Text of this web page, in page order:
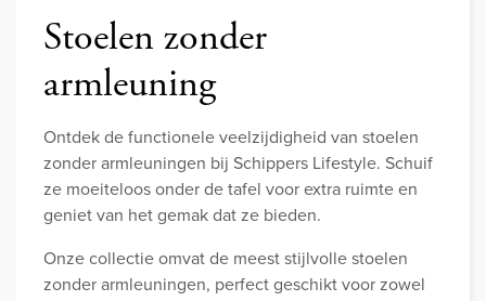
Stoelen zonder
armleuning
Ontdek de functionele veelzijdigheid van stoelen
zonder armleuningen bij Schippers Lifestyle. Schuif
ze moeiteloos onder de tafel voor extra ruimte en
geniet van het gemak dat ze bieden.
Onze collectie omvat de meest stijlvolle stoelen
zonder armleuningen, perfect geschikt voor zowel